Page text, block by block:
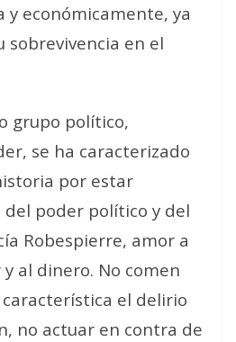
y económicamente, ya
sobrevivencia en el
grupo político,
se ha caracterizado
por estar
poder político y del
Robespierre, amor a
al dinero. No comen
el delirio
no actuar en contra de